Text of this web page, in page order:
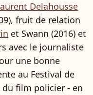
Delahousse
fruit de relation
et Swann (2016) et
avec le journaliste
une bonne
au Festival de
film policier - en